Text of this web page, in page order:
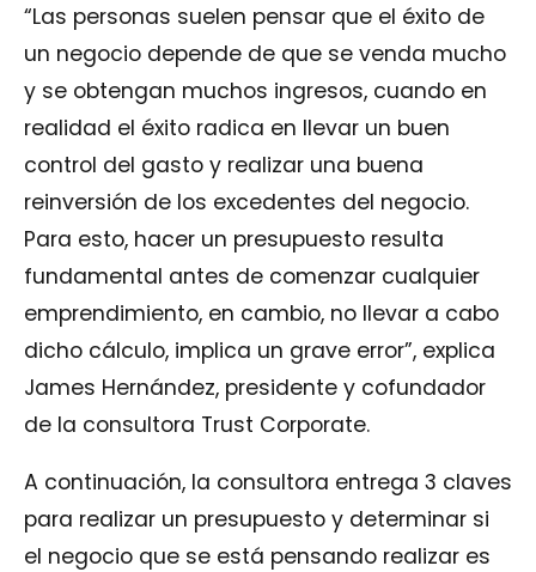
“Las personas suelen pensar que el éxito de
un negocio depende de que se venda mucho
y se obtengan muchos ingresos, cuando en
realidad el éxito radica en llevar un buen
control del gasto y realizar una buena
reinversión de los excedentes del negocio.
Para esto, hacer un presupuesto resulta
fundamental antes de comenzar cualquier
emprendimiento, en cambio, no llevar a cabo
dicho cálculo, implica un grave error”, explica
James Hernández, presidente y cofundador
de la consultora Trust Corporate.
A continuación, la consultora entrega 3 claves
para realizar un presupuesto y determinar si
el negocio que se está pensando realizar es